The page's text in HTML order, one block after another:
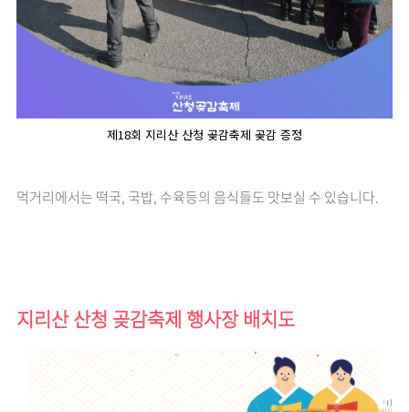
제18회 지리산 산청 곶감축제 곶감 증정
먹거리에서는 떡국, 국밥, 수육등의 음식들도 맛보실 수 있습니다.
지리산 산청 곶감축제 행사장 배치도